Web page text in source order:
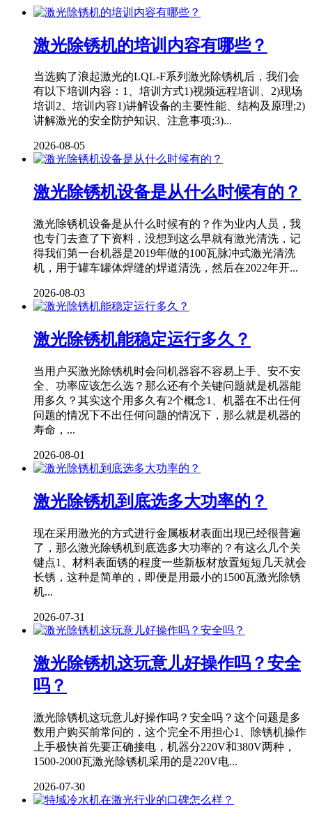
激光除锈机的培训内容有哪些？
当选购了浪起激光的LQL-F系列激光除锈机后，我们会
有以下培训内容：1、培训方式1)视频远程培训、2)现场
培训2、培训内容1)讲解设备的主要性能、结构及原理;2)
讲解激光的安全防护知识、注意事项;3)...
2026-08-05
激光除锈机设备是从什么时候有的？
激光除锈机设备是从什么时候有的？作为业内人员，我
也专门去查了下资料，没想到这么早就有激光清洗，记
得我们第一台机器是2019年做的100瓦脉冲式激光清洗
机，用于罐车罐体焊缝的焊道清洗，然后在2022年开...
2026-08-03
激光除锈机能稳定运行多久？
当用户买激光除锈机时会问机器容不容易上手、安不安
全、功率应该怎么选？那么还有个关键问题就是机器能
用多久？其实这个用多久有2个概念1、机器在不出任何
问题的情况下不出任何问题的情况下，那么就是机器的
寿命，...
2026-08-01
激光除锈机到底选多大功率的？
现在采用激光的方式进行金属板材表面出现已经很普遍
了，那么激光除锈机到底选多大功率的？有这么几个关
键点1、材料表面锈的程度一些新板材放置短短几天就会
长锈，这种是简单的，即便是用最小的1500瓦激光除锈
机...
2026-07-31
激光除锈机这玩意儿好操作吗？安全
吗？
激光除锈机这玩意儿好操作吗？安全吗？这个问题是多
数用户购买前常问的，这个完全不用担心1、除锈机操作
上手极快首先要正确接电，机器分220V和380V两种，
1500-2000瓦激光除锈机采用的是220V电...
2026-07-30